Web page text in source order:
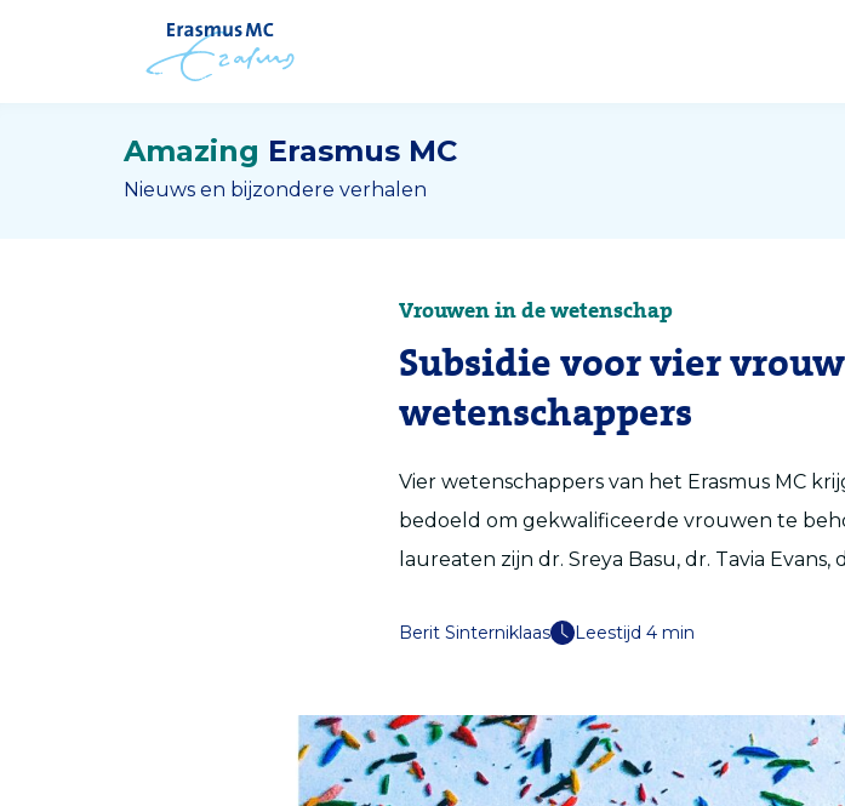
Amazing Erasmus MC
Nieuws en bijzondere verhalen
Vrouwen in de wetenschap
Subsidie voor vier
wetenschappers
Vier wetenschappers van het Erasmus MC
bedoeld om gekwalificeerde vrouwen te
laureaten zijn dr. Sreya Basu, dr. Tavia
Berit Sinterniklaas Leestijd 4 min